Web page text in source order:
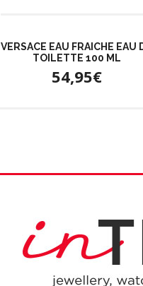
VERSACE EAU FRAICHE EAU
TOILETTE 100 ML
54,95€